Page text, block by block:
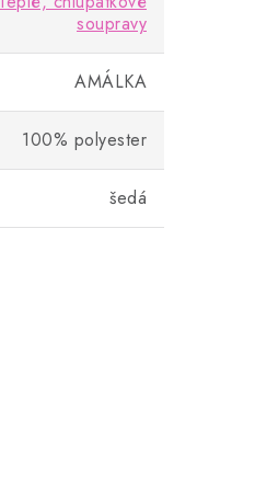
soupravy
AMÁLKA
100% polyester
šedá